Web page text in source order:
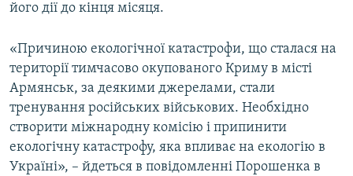
його дії до кінця місяця.
«Причиною екологічної катастрофи, що сталася на
території тимчасово окупованого Криму в місті
Армянськ, за деякими джерелами, стали
тренування російських військових. Необхідно
створити міжнародну комісію і припинити
екологічну катастрофу, яка впливає на екологію в
Україні», – йдеться в повідомленні Порошенка в